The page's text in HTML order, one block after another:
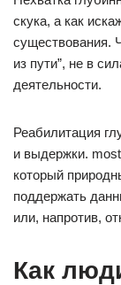
скука, а как
существования.
из пути”, не в
деятельности.
Реабилитация
и выдержки.
который
поддержать
или, напротив,
Как